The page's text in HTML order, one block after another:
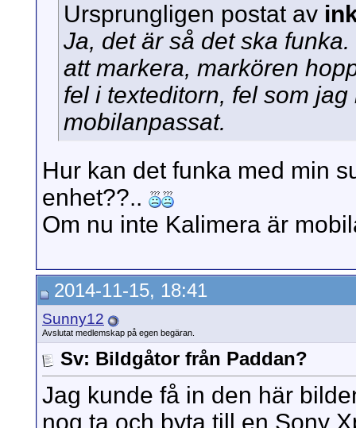
Ursprungligen postat av
Ja, det är så det ska
att markera, markören
fel i texteditorn, fel som
mobilanpassat.
Hur kan det funka med min
enhet??..
Om nu inte Kalimera är
2014-11-15, 18:41
Sunny12
Avslutat medlemskap på egen begäran.
Sv: Bildgåtor från Paddan?
Jag kunde få in den här
nog ta och byta till en Sony